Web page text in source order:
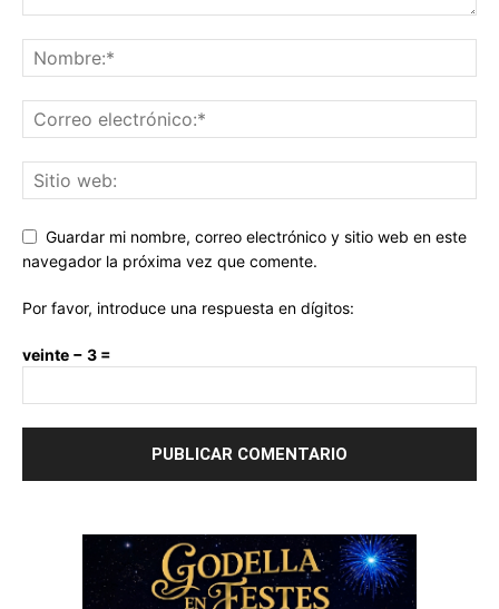
Guardar mi nombre, correo electrónico y sitio web en este
navegador la próxima vez que comente.
Por favor, introduce una respuesta en dígitos:
veinte − 3 =